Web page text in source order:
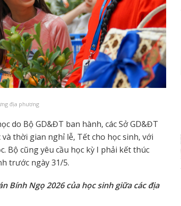
địa phương
do Bộ GD&ĐT ban hành, các Sở GD&ĐT
thời gian nghỉ lễ, Tết cho học sinh, với
Bộ cũng yêu cầu học kỳ I phải kết thúc
trước ngày 31/5.
Bính Ngọ 2026 của học sinh giữa các địa